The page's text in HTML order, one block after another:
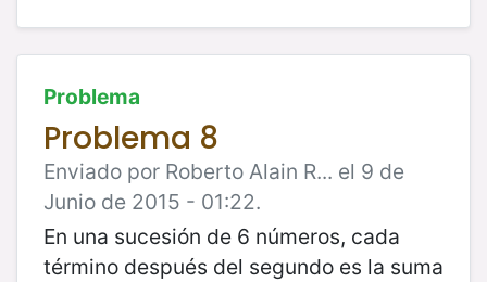
Problema
Problema 8
Enviado por Roberto Alain R... el 9 de
Junio de 2015 - 01:22.
En una sucesión de 6 números, cada
término después del segundo es la suma